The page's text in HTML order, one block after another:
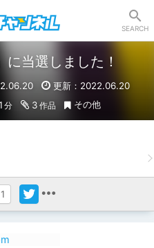
SEARCH
当選しました！
更新：2022.06.20
分 3 作品 その他
1